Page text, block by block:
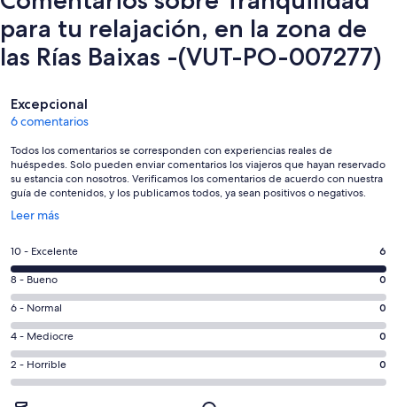
para tu relajación, en la zona de
las Rías Baixas -(VUT-PO-007277)
Comentarios
Excepcional
6 comentarios
Todos los comentarios se corresponden con experiencias reales de
huéspedes. Solo pueden enviar comentarios los viajeros que hayan reservado
su estancia con nosotros. Verificamos los comentarios de acuerdo con nuestra
guía de contenidos, y los publicamos todos, ya sean positivos o negativos.
Leer más
Se
en
una
ventana
nueva
6
comentarios
de
un
total
de
6
con
una
10 - Excelente 6
0
comentarios
de
un
total
de
8 - Bueno 0
0
comentarios
de
un
total
de
6 - Normal 0
0
comentarios
de
4 - Mediocre 0
0
comentarios
de
2 - Horrible 0